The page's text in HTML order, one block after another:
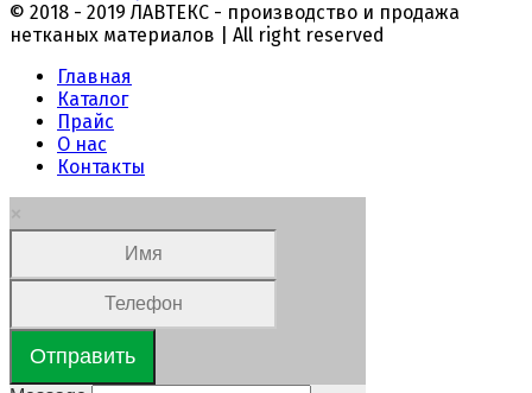
© 2018 - 2019 ЛАВТЕКС - производство и продажа
нетканых материалов | All right reserved
Главная
Каталог
Прайс
О нас
Контакты
Отправить